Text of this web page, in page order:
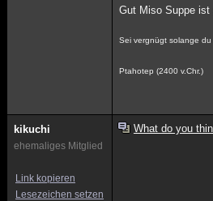
Gut Miso Suppe
Sei vergnügt solange du
Ptahotep (2400 v.Chr.)
kikuchi
ehemaliges Mitglied
Link kopieren
Lesezeichen setzen
What do you